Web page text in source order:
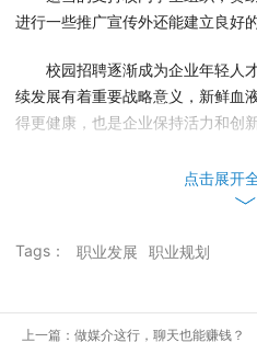
进行一些推广宣传外还能建立良好
校园招聘逐渐成为企业年轻人
续发展有着重要战略意义，新鲜血
得更健康，也是企业保持活力和创
点击展开
Tags： 职业发展 职业规划
上一篇：做媒介这行，聊天也能赚钱？